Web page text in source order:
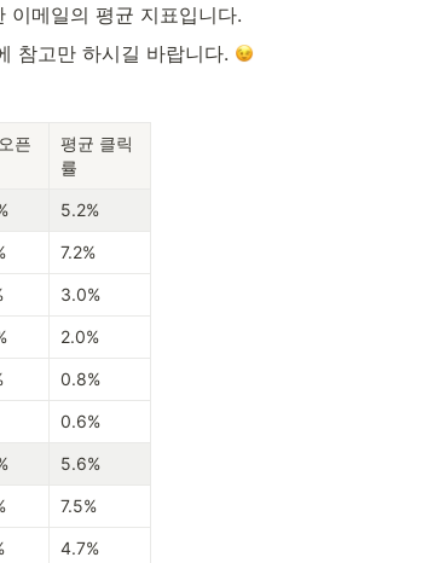
메일의 평균 지표입니다.
참고만 하시길 바랍니다.
픈
평균 클릭
률
5.2%
7.2%
3.0%
2.0%
0.8%
0.6%
5.6%
7.5%
4.7%